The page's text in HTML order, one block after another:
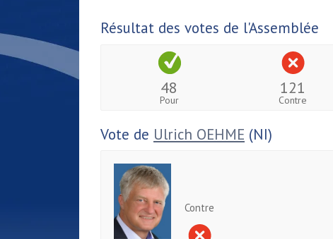
Résultat des votes de l'Assemblée
48
Pour
121
Contre
Vote de Ulrich OEHME (NI)
Contre